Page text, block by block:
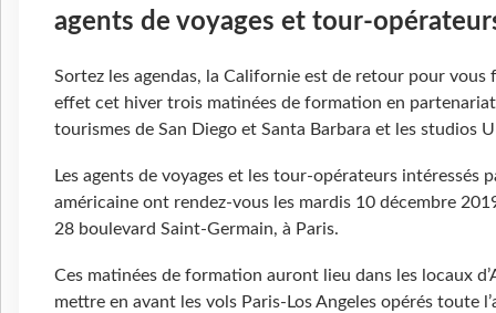
agents de voyages et tour-
Sortez les agendas, la Californie est de retour pour
effet cet hiver trois matinées de formation en
tourismes de San Diego et Santa Barbara et les studios
Les agents de voyages et les tour-opérateurs intéressés
américaine ont rendez-vous les mardis 10 décembre
28 boulevard Saint-Germain, à Paris.
Ces matinées de formation auront lieu dans les locaux
mettre en avant les vols Paris-Los Angeles opérés toute